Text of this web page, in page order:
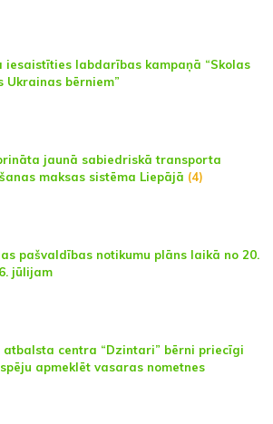
iesaistīties labdarības kampaņā “Skolas
Ukrainas bērniem”
jaunā sabiedriskā transporta
maksas sistēma Liepājā (4)
pašvaldības notikumu plāns laikā no 20.
jūlijam
atbalsta centra “Dzintari” bērni priecīgi
apmeklēt vasaras nometnes